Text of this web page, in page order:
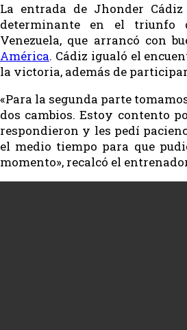
La entrada de Jhonder
determinante en el triunfo
Venezuela, que arrancó con
América. Cádiz igualó el
la victoria, además de
«Para la segunda parte
dos cambios. Estoy contento
respondieron y les pedí
el medio tiempo para que
momento», recalcó el